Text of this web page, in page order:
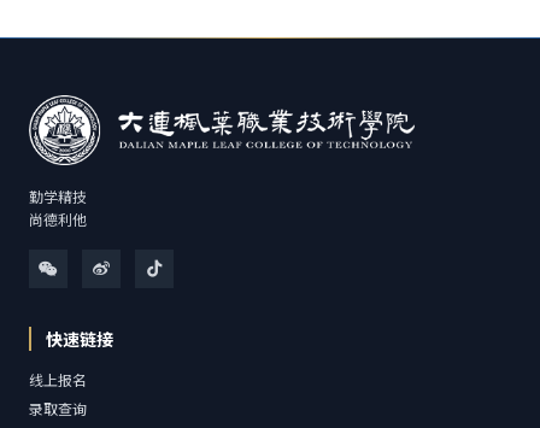
勤学精技
尚德利他
快速链接
线上报名
录取查询